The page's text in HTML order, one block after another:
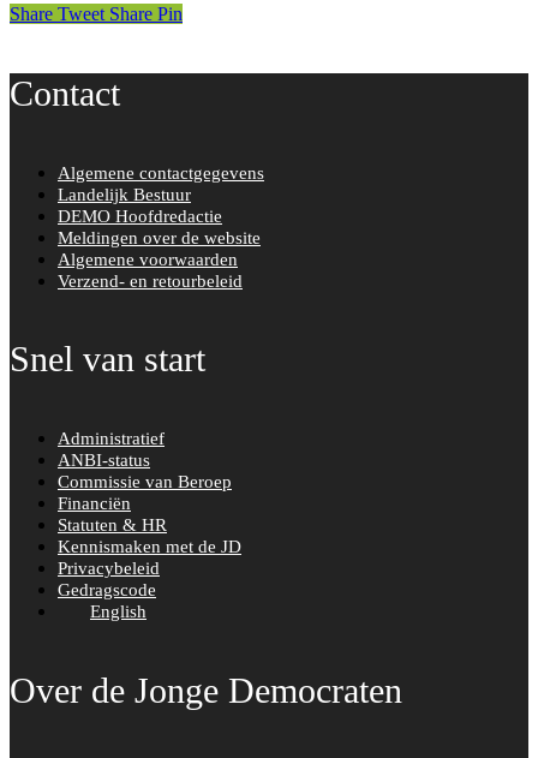
Share Tweet Share Pin
Contact
Algemene contactgegevens
Landelijk Bestuur
DEMO Hoofdredactie
Meldingen over de website
Algemene voorwaarden
Verzend- en retourbeleid
Snel van start
Administratief
ANBI-status
Commissie van Beroep
Financiën
Statuten & HR
Kennismaken met de JD
Privacybeleid
Gedragscode
English
Over de Jonge Democraten